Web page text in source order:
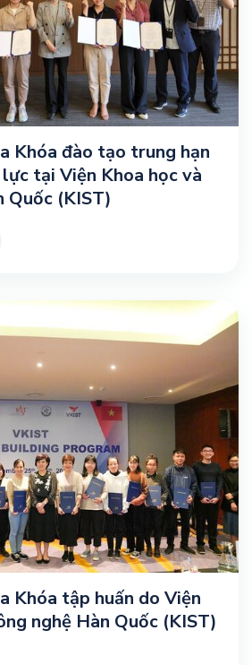
Khóa đào tạo trung hạn
tại Viện Khoa học và
Quốc (KIST)
Khóa tập huấn do Viện
nghệ Hàn Quốc (KIST)